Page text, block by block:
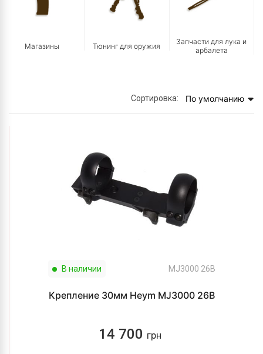
Магазины Тюнинг для оружия
Запчасти для лука и
арбалета
Сортировка: По умолчанию
В наличии MJ3000 26B
Крепление 30мм Heym MJ3000 26B
14 700 грн